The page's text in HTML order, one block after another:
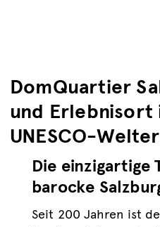
DomQuartier
und Erlebnisort
UNESCO-
Die einzigartige
barocke
Seit 200 Jahren ist